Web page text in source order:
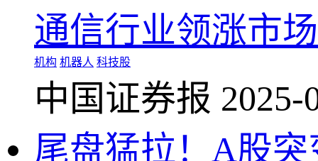
通信行业领涨市
机构 机器人 科技股
中国证券报 2025-
尾盘猛拉！A股